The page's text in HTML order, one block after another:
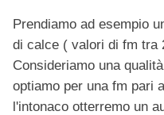
Prendiamo ad esempio
di calce ( valori di fm tra
Consideriamo una
optiamo per una fm pari
l'intonaco otterremo un